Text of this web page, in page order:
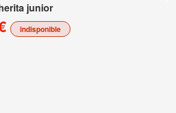
junior
indisponible